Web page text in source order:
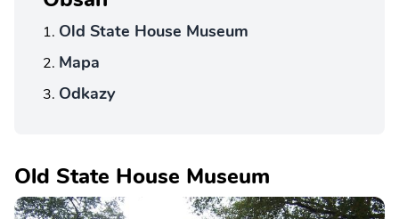
Old State House Museum
Mapa
Odkazy
Old State House Museum